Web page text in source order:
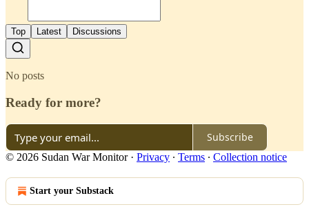
Top Latest Discussions
No posts
Ready for more?
Subscribe
© 2026 Sudan War Monitor· Privacy ∙ Terms ∙ Collection notice
Start your Substack